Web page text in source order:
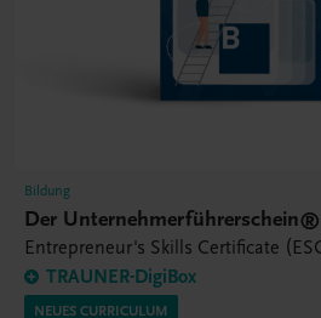
Bildung
Der
Entrepreneur's Skills Certificate
TRAUNER-DigiBox
NEUES CURRICULUM